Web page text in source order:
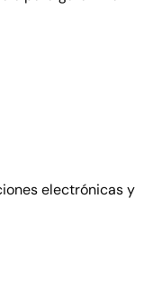
electrónicas y